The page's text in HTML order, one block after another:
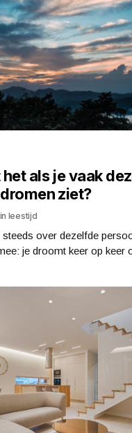
als je vaak
ziet?
leestijd
over dezelfde
je droomt keer op keer